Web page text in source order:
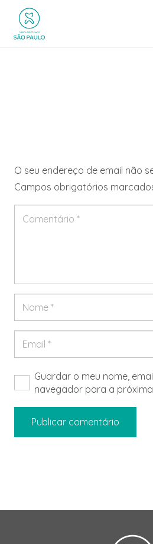
O seu endereço de email não
Campos obrigatórios
Guardar o meu nome,
navegador para a
Publicar comentário